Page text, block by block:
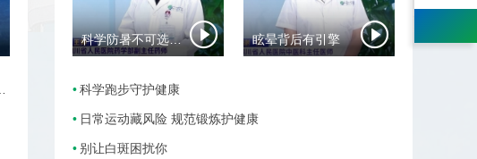
科学防暑不可选错药 眩晕背后有引擎
科学跑步守护健康
日常运动藏风险 规范锻炼护健康
别让白斑困扰你